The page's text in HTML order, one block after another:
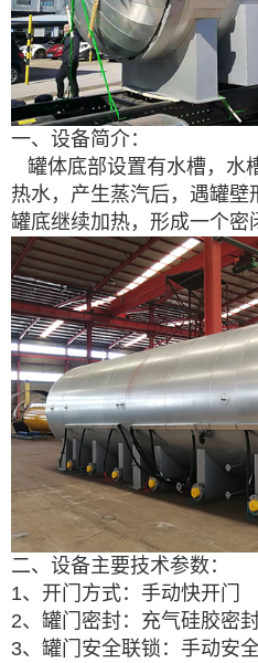
一、设备简介：
罐体底部设置有水槽，水
热水，产生蒸汽后，遇罐壁
罐底继续加热，形成一个密
二、设备主要技术参数：
1、开门方式：手动快开门
2、罐门密封：充气硅胶密
3、罐门安全联锁：手动安